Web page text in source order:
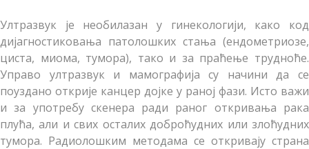
Ултразвук је необилазан у гинекологији, како код
дијагностиковања патолошких стања (ендометриозе,
циста, миома, тумора), тако и за праћење трудноће.
Управо ултразвук и мамографија су начини да се
поуздано открије канцер дојке у раној фази. Исто важи
и за употребу скенера ради раног откривања рака
плућа, али и свих осталих доброћудних или злоћудних
тумора. Радиолошким методама се откривају страна